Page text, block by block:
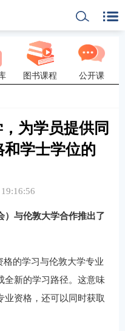
图书课程 公开课
为学员提供同
和学士学位的
）与伦敦大学合作推出了
的学习与伦敦大学专业
全新的学习路径。这意味
业资格，还可以同时获取